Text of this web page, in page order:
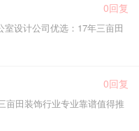
0回复
设计公司优选：17年三亩田
0回复
亩田装饰行业专业靠谱值得推